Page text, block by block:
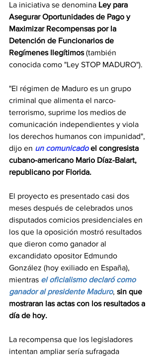
La iniciativa se denomina Ley para
Asegurar Oportunidades de Pago y
Maximizar Recompensas por la
Detención de Funcionarios de
Regímenes Ilegítimos (también
conocida como "Ley STOP MADURO").
"El régimen de Maduro es un grupo
criminal que alimenta el narco-
terrorismo, suprime los medios de
comunicación independientes y viola
los derechos humanos con impunidad",
dijo en un comunicado el congresista
cubano-americano Mario Díaz-Balart,
republicano por Florida.
El proyecto es presentado casi dos
meses después de celebrados unos
disputados comicios presidenciales en
los que la oposición mostró resultados
que dieron como ganador al
excandidato opositor Edmundo
González (hoy exiliado en España),
mientras el oficialismo declaró como
ganador al presidente Maduro, sin que
mostraran las actas con los resultados a
día de hoy.
La recompensa que los legisladores
intentan ampliar sería sufragada